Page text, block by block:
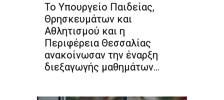
Το Υπουργείο Παιδείας,
Θρησκευμάτων και
Αθλητισμού και η
Περιφέρεια Θεσσαλίας
ανακοίνωσαν την έναρξη
διεξαγωγής μαθημάτων...